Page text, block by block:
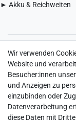
► Akku & Reichweiten
► Impressum
►
► AGB &
►
►
► Kontakt
Wir verwenden
Website und
Besucher:innen
und Anzeigen zu
einzubinden oder
Datenverarbeitung
diese Daten mit